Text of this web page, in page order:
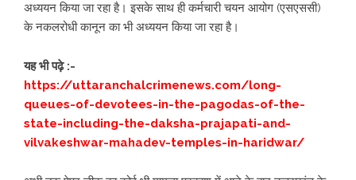
अध्ययन किया जा रहा है। इसके साथ ही कर्मचारी चयन आयोग (एसएससी)
के नकलरोधी कानून का भी अध्ययन किया जा रहा है।
यह भी पढ़े :-
https://uttaranchalcrimenews.com/long-
queues-of-devotees-in-the-pagodas-of-the-
state-including-the-daksha-prajapati-and-
vilvakeshwar-mahadev-temples-in-haridwar/